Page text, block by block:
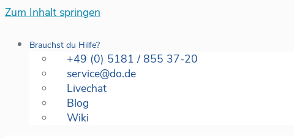
Zum Inhalt springen
Brauchst du Hilfe?
+49 (0) 5181 / 855 37-20
service@do.de
Livechat
Blog
Wiki